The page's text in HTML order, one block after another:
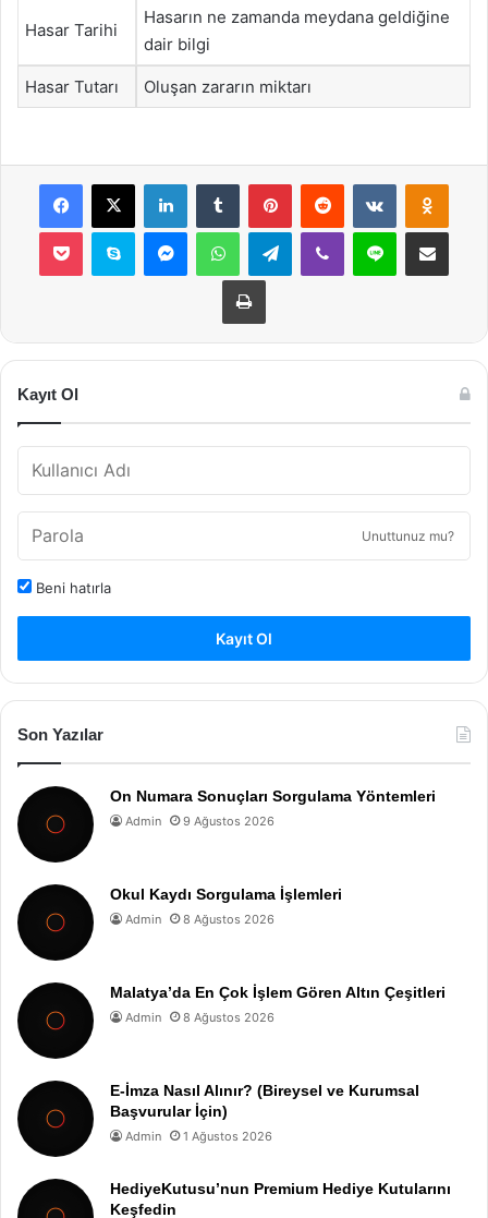
Hasar Tarihi
Hasarın ne zamanda meydana geldiğine
dair bilgi
Hasar Tutarı Oluşan zararın miktarı
Facebook
X LinkedInTumblr PinterestReddit VKontakte
Pocket Skype MessengerWhatsAppTelegramViber Line E-Posta ile
Yazdır
Kayıt Ol
Unuttunuz mu?
Beni hatırla
Kayıt Ol
Son Yazılar
On Numara Sonuçları Sorgulama Yöntemleri
Admin 9 Ağustos 2026
Okul Kaydı Sorgulama İşlemleri
Admin 8 Ağustos 2026
Malatya’da En Çok İşlem Gören Altın Çeşitleri
Admin 8 Ağustos 2026
E-İmza Nasıl Alınır? (Bireysel ve Kurumsal
Başvurular İçin)
Admin 1 Ağustos 2026
HediyeKutusu’nun Premium Hediye Kutularını
Keşfedin